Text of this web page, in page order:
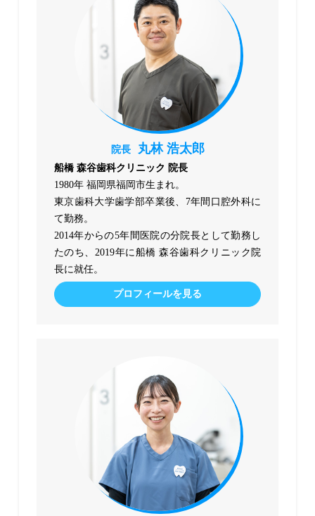
院長 丸林 浩太郎
船橋 森谷歯科クリニック 院長
1980年 福岡県福岡市生まれ。
東京歯科大学歯学部卒業後、7年間口腔外科に
て勤務。
2014年からの5年間医院の分院長として勤務し
たのち、2019年に船橋 森谷歯科クリニック院
長に就任。
プロフィールを見る